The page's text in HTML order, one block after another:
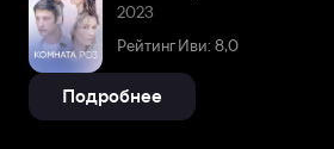
2023
Рейтинг Иви: 8,0
Подробнее